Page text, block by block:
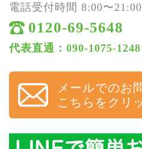
電話受付時間 8:00〜21:00
0120-69-5648
代表直通：090-1075-1248
メールでのお
こちらをクリ